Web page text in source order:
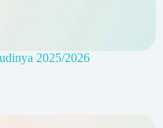
2025/2026